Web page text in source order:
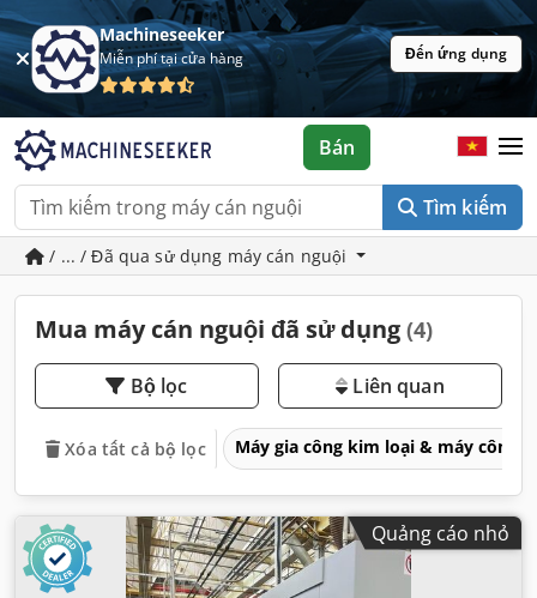
Machineseeker
Miễn phí tại cửa hàng Đến ứng dụng
Tìm kiếm
Bán
/ ... / Đã qua sử dụng máy cán nguội
Mua máy cán nguội đã sử dụng (4)
Bộ lọc Liên quan
Xóa tất cả bộ lọc Máy gia công kim loại & máy công
Quảng cáo nhỏ